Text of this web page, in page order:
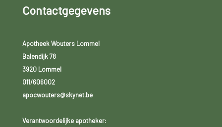
Contactgegevens
Apotheek Wouters Lommel
Balendijk 78
3920 Lommel
011/606002
apocwouters@skynet.be
Verantwoordelijke apotheker: